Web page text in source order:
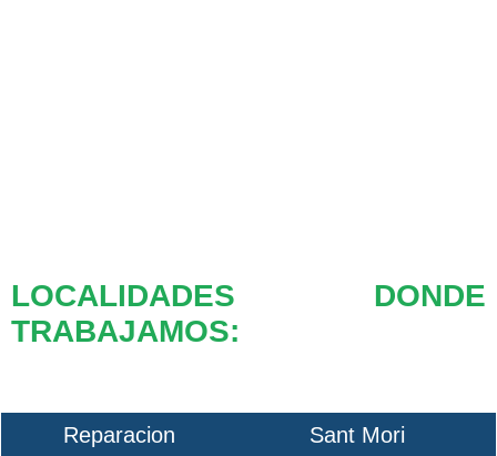
LOCALIDADES DONDE
TRABAJAMOS:
Reparacion
Sant Mori